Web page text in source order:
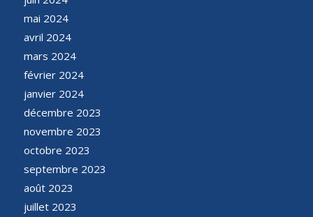
mai 2024
avril 2024
mars 2024
février 2024
janvier 2024
décembre 2023
novembre 2023
octobre 2023
septembre 2023
août 2023
juillet 2023